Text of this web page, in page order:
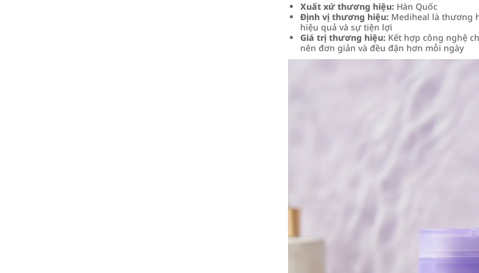
Xuất xứ thương hiệu: Hàn Quốc
Định vị thương hiệu: Mediheal là thương
hiệu quả và sự tiện lợi
Giá trị thương hiệu: Kết hợp công nghệ
nên đơn giản và đều đặn hơn mỗi ngày